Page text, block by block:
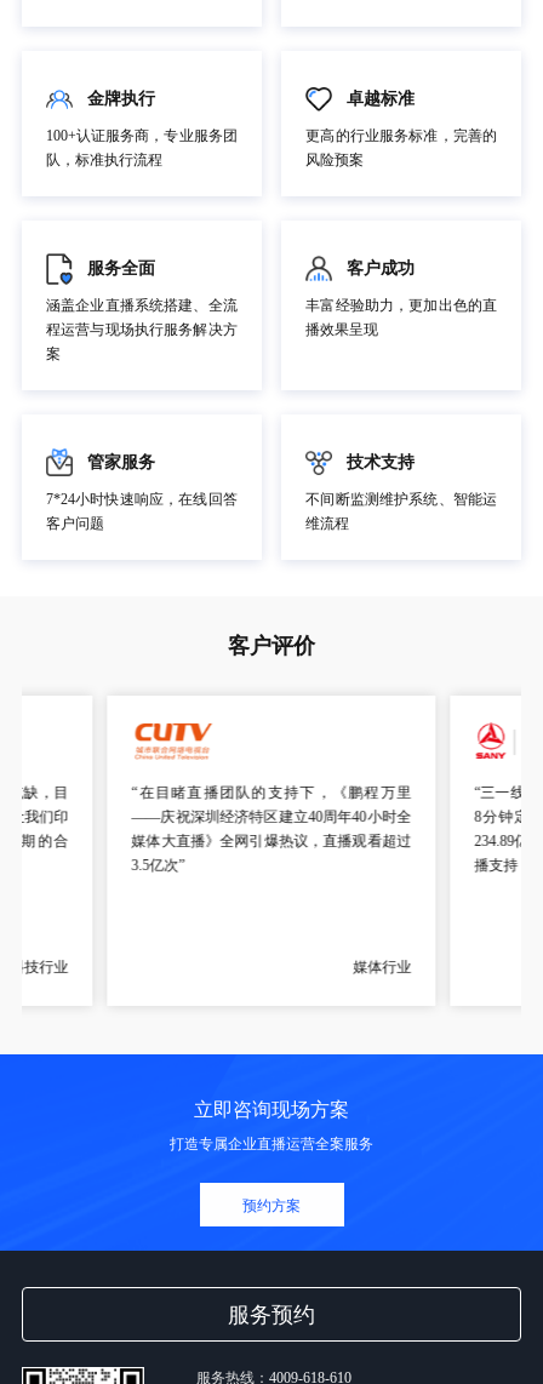
金牌执行
100+认证服务商，专业服务团
队，标准执行流程
卓越标准
更高的行业服务标准，完善的
风险预案
服务全面
涵盖企业直播系统搭建、全流
程运营与现场执行服务解决方
案
客户成功
丰富经验助力，更加出色的直
播效果呈现
管家服务
7*24小时快速响应，在线回答
客户问题
技术支持
不间断监测维护系统、智能运
维流程
客户评价
或缺，目
让我们印
期的合
科技行业
“在目睹直播团队的支持下，《鹏程万里
——庆祝深圳经济特区建立40周年40小时全
媒体大直播》全网引爆热议，直播观看超过
3.5亿次”
媒体行业
“三一线
8分钟定
234.89亿
播支持！”
立即咨询现场方案
打造专属企业直播运营全案服务
预约方案
服务预约
服务热线：4009-618-610